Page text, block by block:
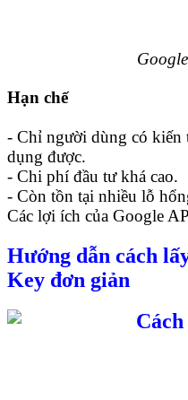
Hạn chế
- Chỉ người dùng có kiến
dụng được.
- Chi phí đầu tư khá cao.
- Còn tồn tại nhiều lỗ
Các lợi ích của Google
Hướng dẫn cách
Key đơn giản